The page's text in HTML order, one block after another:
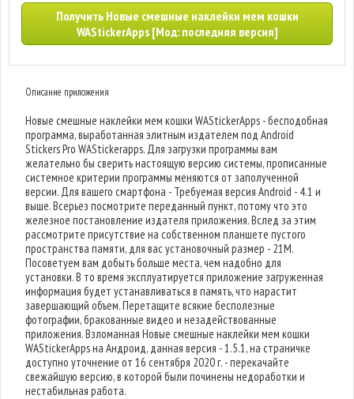
Получить Новые смешные наклейки мем кошки
WAStickerApps [Мод: последняя версия]
Описание приложения
Новые смешные наклейки мем кошки WAStickerApps - бесподобная
программа, выработанная элитным издателем под Android
Stickers Pro WAStickerapps. Для загрузки программы вам
желательно бы сверить настоящую версию системы, прописанные
системное критерии программы меняются от заполученной
версии. Для вашего смартфона - Требуемая версия Android - 4.1 и
выше. Всерьез посмотрите переданный пункт, потому что это
железное постановление издателя приложения. Вслед за этим
рассмотрите присутствие на собственном планшете пустого
пространства памяти, для вас установочный размер - 21M.
Посоветуем вам добыть больше места, чем надобно для
установки. В то время эксплуатируется приложение загруженная
информация будет устанавливаться в память, что нарастит
завершающий объем. Перетащите всякие бесполезные
фотографии, бракованные видео и незадействованные
приложения. Взломанная Новые смешные наклейки мем кошки
WAStickerApps на Андроид, данная версия - 1.5.1, на страничке
доступно уточнение от 16 сентября 2020 г. - перекачайте
свежайшую версию, в которой были починены недоработки и
нестабильная работа.